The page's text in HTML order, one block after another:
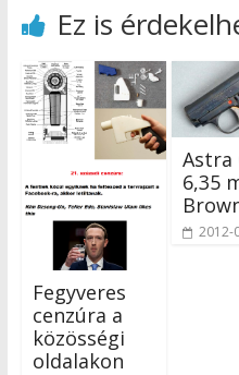
Ez is
Fegyveres
cenzúra a
közösségi
oldalakon
Astra
6,35
2012-